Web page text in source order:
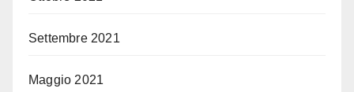
Settembre 2021
Maggio 2021